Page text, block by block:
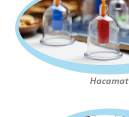
Hacamat